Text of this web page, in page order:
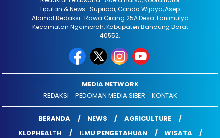
Liputan & News : Supriadi, Ganda Wijaya, Asep
Alamat Redaksi : Rawa Girang 25A Desa Tanimulya
Kecamatan Ngamprah, Kabupaten Bandung Barat
40552.
MEDIA NETWORK
REDAKSI
PEDOMAN MEDIA SIBER KONTAK
BERANDA NEWS
AGRICULTURE
KLOPHEALTH
ILMU PENGETAHUAN
WISATA